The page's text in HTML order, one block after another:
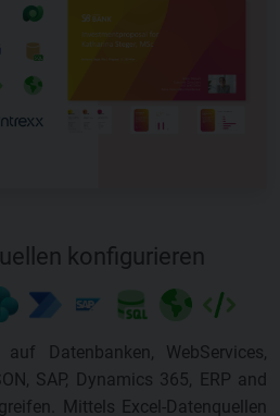
konfigurieren
Datenbanken, WebServices,
SAP, Dynamics 365, ERP and
Mittels Excel-Datenquellen